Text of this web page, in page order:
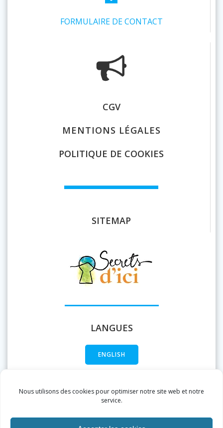
Nous utilisons des cookies pour optimiser notre site web et notre
service.
FORMULAIRE DE CONTACT
CGV
MENTIONS LÉGALES
POLITIQUE DE COOKIES
SITEMAP
LANGUES
ENGLISH